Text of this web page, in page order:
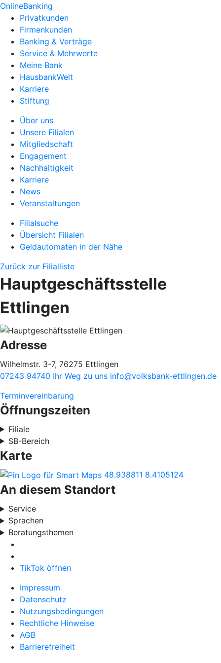
OnlineBanking
Privatkunden
Firmenkunden
Banking & Verträge
Service & Mehrwerte
Meine Bank
HausbankWelt
Karriere
Stiftung
Über uns
Unsere Filialen
Mitgliedschaft
Engagement
Nachhaltigkeit
Karriere
News
Veranstaltungen
Filialsuche
Übersicht Filialen
Geldautomaten in der Nähe
Zurück zur Filialliste
Hauptgeschäftsstelle
Ettlingen
Adresse
Wilhelmstr. 3-7, 76275 Ettlingen
07243 94740 Ihr Weg zu uns info@volksbank-ettlingen.de
Terminvereinbarung
Öffnungszeiten
Filiale
SB-Bereich
Karte
48.938811 8.4105124
An diesem Standort
Service
Sprachen
Beratungsthemen
TikTok öffnen
Impressum
Datenschutz
Nutzungsbedingungen
Rechtliche Hinweise
AGB
Barrierefreiheit